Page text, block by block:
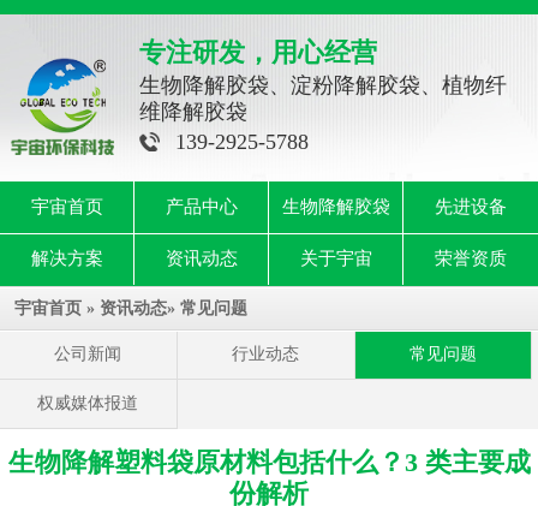
专注研发，用心经营
生物降解胶袋、淀粉降解胶袋、植物纤
维降解胶袋
139-2925-5788
宇宙首页 产品中心 生物降解胶袋 先进设备
解决方案 资讯动态 关于宇宙 荣誉资质
宇宙首页 » 资讯动态» 常见问题
公司新闻 行业动态 常见问题
权威媒体报道
生物降解塑料袋原材料包括什么？3 类主要成
份解析